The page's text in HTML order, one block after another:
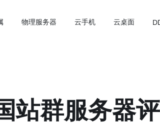
物理服务器 云手机 云桌面
站群服务器